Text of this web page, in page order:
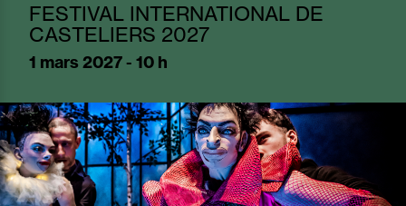
FESTIVAL INTERNATIONAL DE
CASTELIERS 2027
1 mars 2027 - 10 h